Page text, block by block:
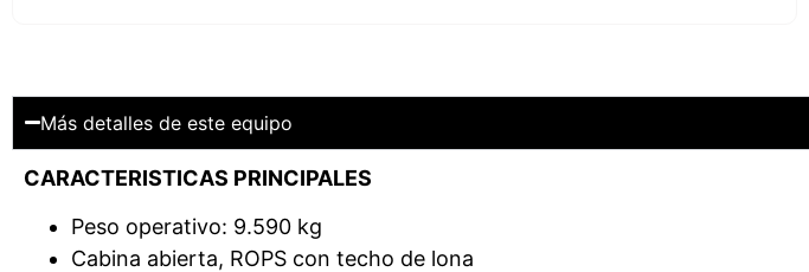
Más detalles de este equipo
CARACTERISTICAS PRINCIPALES
Peso operativo: 9.590 kg
Cabina abierta, ROPS con techo de lona